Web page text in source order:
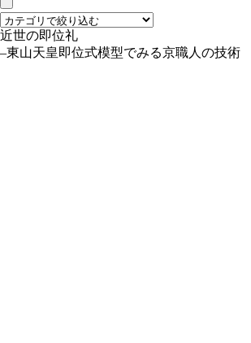
近世の即位礼
–東山天皇即位式模型でみる京職人の技術